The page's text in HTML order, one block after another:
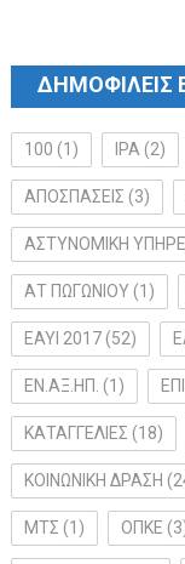
ΔΗΜΟΦΙΛΕΙΣ
100 (1) IPA (2)
ΑΠΟΣΠΑΣΕΙΣ (3)
ΑΣΤΥΝΟΜΙΚΗ
ΑΤ ΠΩΓΩΝΙΟΥ(1)
ΕΑΥΙ 2017(52)
ΕΝ.ΑΞ.ΗΠ. (1)
ΚΑΤΑΓΓΕΛΙΕΣ (18)
ΚΟΙΝΩΝΙΚΗ ΔΡΑΣΗ
ΜΤΣ (1) ΟΠΚΕ